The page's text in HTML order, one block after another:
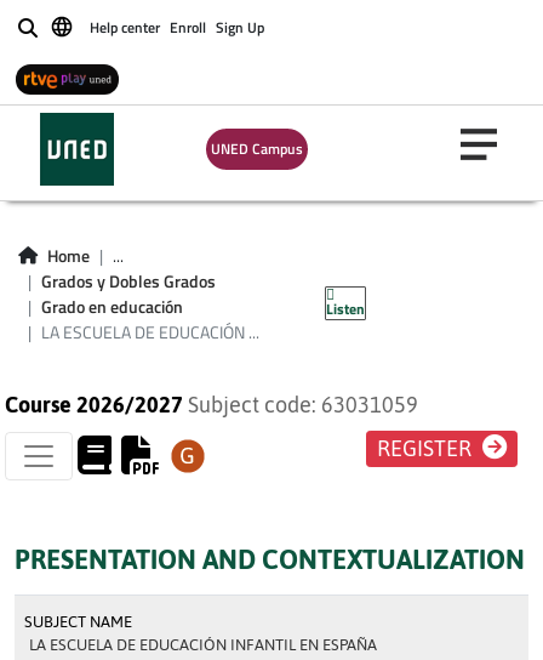
BuscarHelp center Enroll Sign Up
UNED Campus
Home
...
Grados y Dobles Grados
Grado en educación
LA ESCUELA DE EDUCACIÓN ...
Listen
LA ESCUELA DE
EDUCACIÓN
INFANTIL EN
ESPAÑA
Course 2026/2027 Subject code: 63031059
REGISTER
PRESENTATION AND CONTEXTUALIZATION
SUBJECT NAME
LA ESCUELA DE EDUCACIÓN INFANTIL EN ESPAÑA